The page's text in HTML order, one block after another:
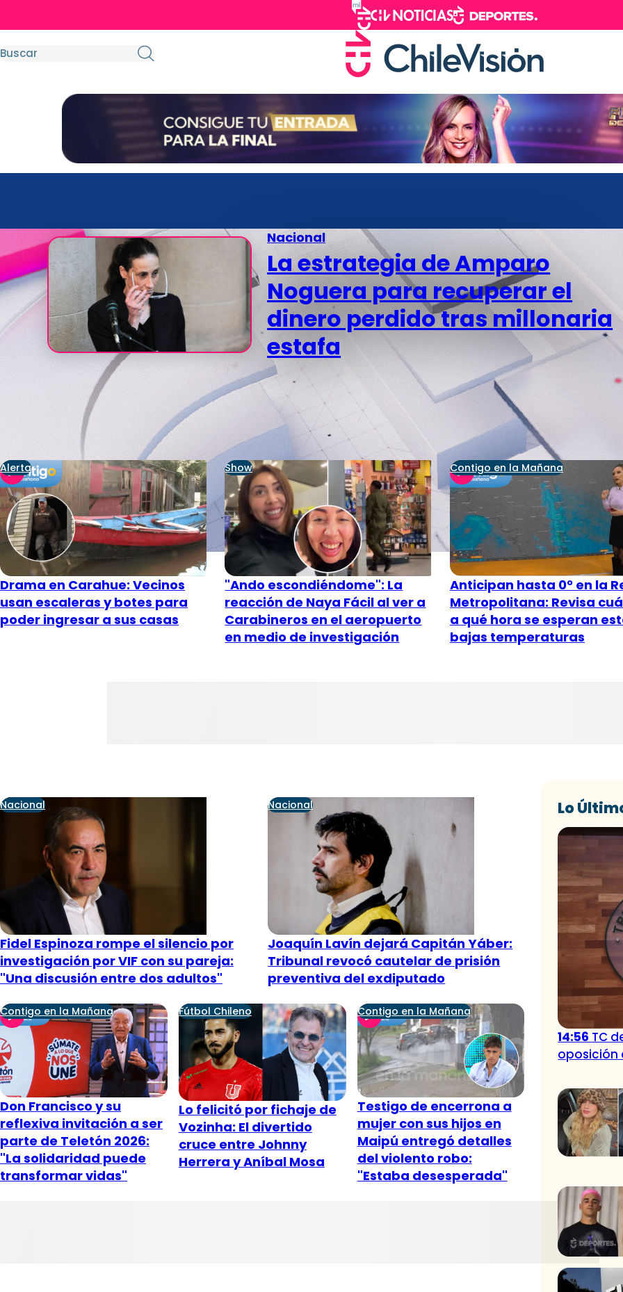
Nacional
La estrategia de Amparo
Noguera para recuperar el
dinero perdido tras millonaria
estafa
Alerta
Drama en Carahue: Vecinos
usan escaleras y botes para
poder ingresar a sus casas
Show
"Ando escondiéndome": La
reacción de Naya Fácil al ver a
Carabineros en el aeropuerto
en medio de investigación
Contigo en la Mañana
Anticipan hasta 0° en la
Metropolitana: Revisa
a qué hora se esperan
bajas temperaturas
Nacional
Fidel Espinoza rompe el silencio por
investigación por VIF con su pareja:
"Una discusión entre dos adultos"
Nacional
Joaquín Lavín dejará Capitán Yáber:
Tribunal revocó cautelar de prisión
preventiva del exdiputado
Contigo en la Mañana
Don Francisco y su
reflexiva invitación a ser
parte de Teletón 2026:
"La solidaridad puede
transformar vidas"
Fútbol Chileno
Lo felicitó por fichaje de
Vozinha: El divertido
cruce entre Johnny
Herrera y Aníbal Mosa
Contigo en la Mañana
Testigo de encerrona a
mujer con sus hijos en
Maipú entregó detalles
del violento robo:
"Estaba desesperada"
Lo
14:56 TC
oposición